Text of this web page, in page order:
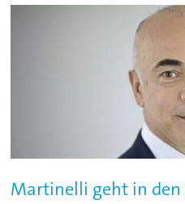
Martinelli geht in den